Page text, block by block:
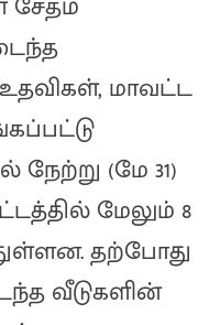
மாவட்ட
நேற்று (மே 31)
மேலும் 8
தற்போது
வீடுகளின்